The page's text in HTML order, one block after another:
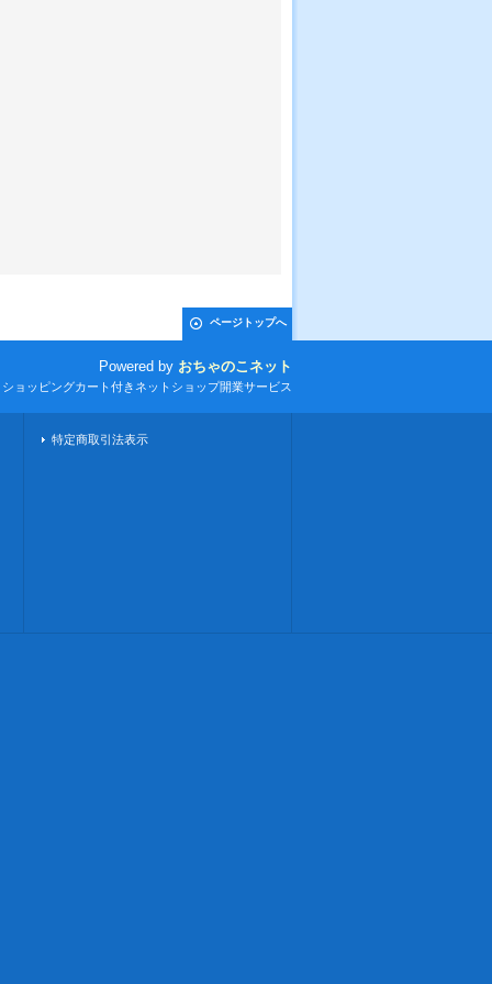
ページトップへ
Powered by おちゃのこネット
ョッピングカート付きネットショップ開業サービス
特定商取引法表示